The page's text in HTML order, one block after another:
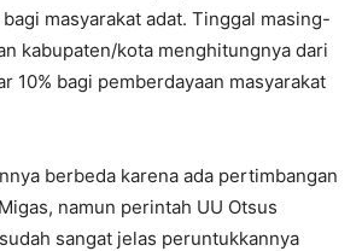
masyarakat adat. Tinggal masing-
kabupaten/kota menghitungnya dari
10% bagi pemberdayaan masyarakat
berbeda karena ada pertimbangan
namun perintah UU Otsus
sangat jelas peruntukkannya